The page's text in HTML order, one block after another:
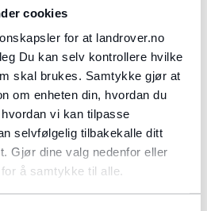
cookies
for at landrover.no
Du kan selv kontrollere hvilke
skal brukes. Samtykke gjør at
om enheten din, hvordan du
vi kan tilpasse
selvfølgelig tilbakekalle ditt
Gjør dine valg nedenfor eller
å samtykke til alle.
1.569.900NOK